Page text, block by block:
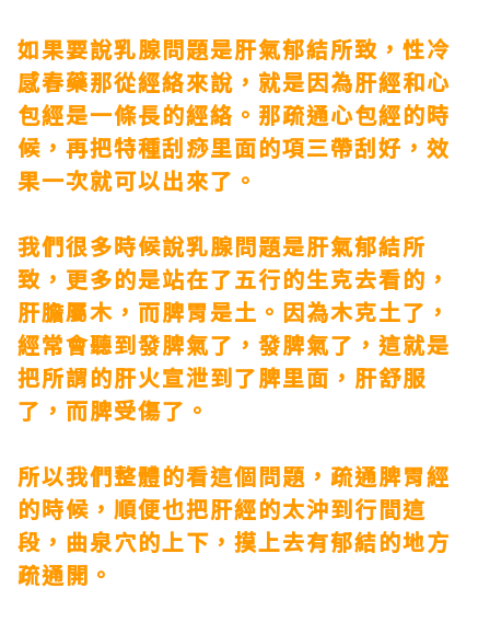
如果要說乳腺問題是肝氣郁結所致， 性冷
感春藥那從經絡來說，就是因為肝經和心
包經是一條長的經絡。那疏通心包經的時
候，再把特種刮痧里面的項三帶刮好，效
果一次就可以出來了。
我們很多時候說乳腺問題是肝氣郁結所
致，更多的是站在了五行的生克去看的，
肝膽屬木，而脾胃是土。因為木克土了，
經常會聽到發脾氣了，發脾氣了，這就是
把所謂的肝火宣泄到了脾里面，肝舒服
了，而脾受傷了。
所以我們整體的看這個問題，疏通脾胃經
的時候，順便也把肝經的太沖到行間這
段，曲泉穴的上下，摸上去有郁結的地方
疏通開。